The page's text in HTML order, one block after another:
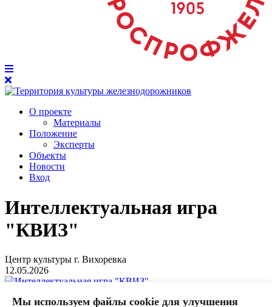
О проекте
Материалы
Положение
Эксперты
Объекты
Новости
Вход
Интеллектуальная игра
"КВИЗ"
Центр культуры г. Вихоревка
12.05.2026
Интеллектуальная игра "КВИЗ", тема: "Кинобитва"
Мы используем файлы cookie для улучшения